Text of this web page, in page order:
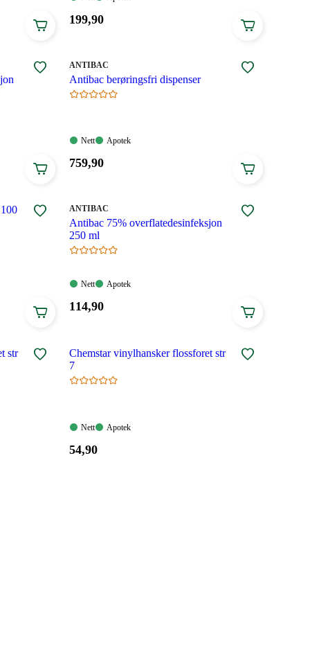
Pris:
199,90
MERKE:
ANTIBAC
Antibac berøringsfri dispenser
Nett:
Nett
Apotek:
Apotek
Pris:
759,90
MERKE:
ANTIBAC
Antibac 75% overflatedesinfeksjon
250 ml
Nett:
Nett
Apotek:
Apotek
Pris:
114,90
str
Chemstar vinylhansker flossforet str
7
Nett:
Nett
Apotek:
Apotek
Pris:
54,90